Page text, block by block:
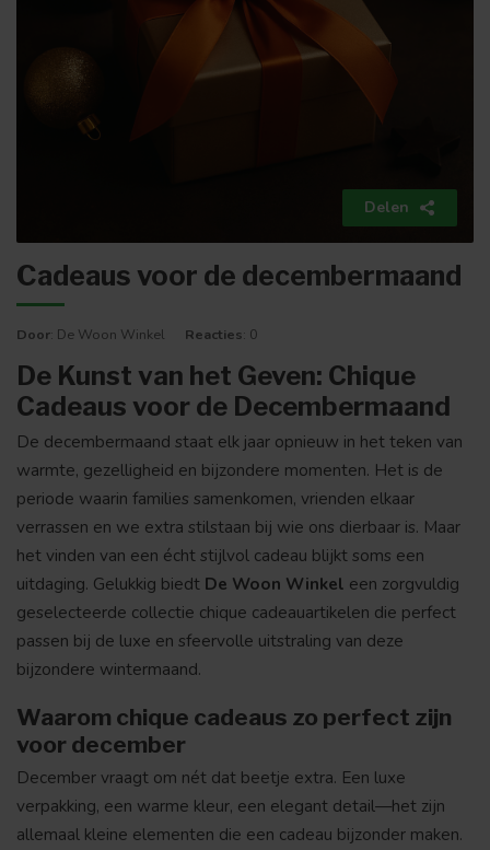
Delen
Cadeaus voor de decembermaand
Door: De Woon Winkel Reacties: 0
De Kunst van het Geven: Chique
Cadeaus voor de Decembermaand
De decembermaand staat elk jaar opnieuw in het teken van
warmte, gezelligheid en bijzondere momenten. Het is de
periode waarin families samenkomen, vrienden elkaar
verrassen en we extra stilstaan bij wie ons dierbaar is. Maar
het vinden van een écht stijlvol cadeau blijkt soms een
uitdaging. Gelukkig biedt De Woon Winkel een zorgvuldig
geselecteerde collectie chique cadeauartikelen die perfect
passen bij de luxe en sfeervolle uitstraling van deze
bijzondere wintermaand.
Waarom chique cadeaus zo perfect zijn
voor december
December vraagt om nét dat beetje extra. Een luxe
verpakking, een warme kleur, een elegant detail—het zijn
allemaal kleine elementen die een cadeau bijzonder maken.